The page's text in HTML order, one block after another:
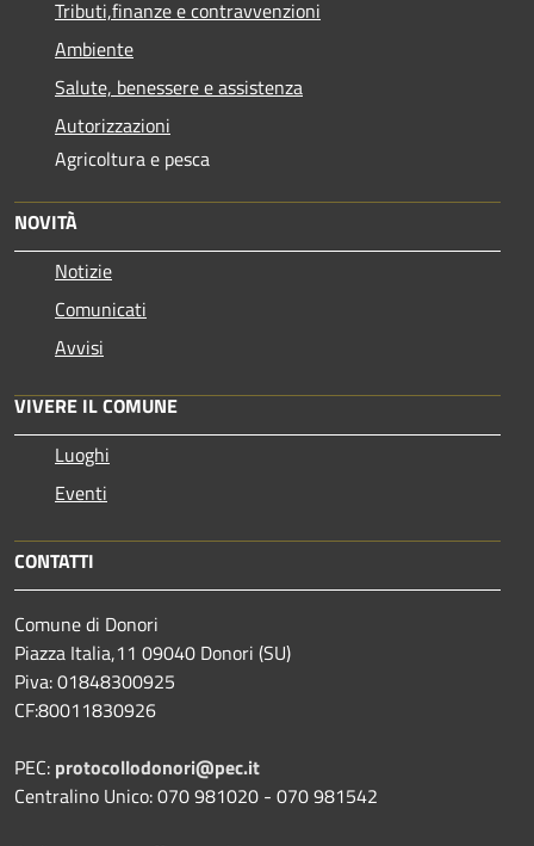
Tributi,finanze e contravvenzioni
Ambiente
Salute, benessere e assistenza
Autorizzazioni
Agricoltura e pesca
NOVITÀ
Notizie
Comunicati
Avvisi
VIVERE IL COMUNE
Luoghi
Eventi
CONTATTI
Comune di Donori
Piazza Italia,11 09040 Donori (SU)
Piva: 01848300925
CF:80011830926
PEC: protocollodonori@pec.it
Centralino Unico: 070 981020 - 070 981542